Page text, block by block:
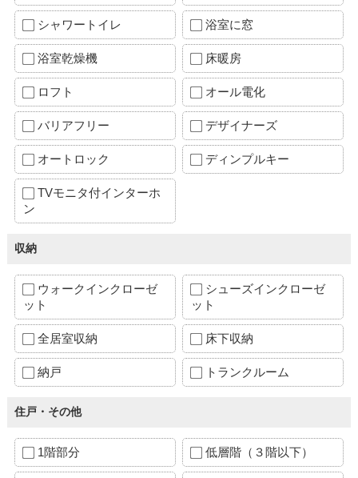
シャワートイレ 浴室に窓
浴室乾燥機 床暖房
ロフト オール電化
バリアフリー デザイナーズ
オートロック ディンプルキー
TVモニタ付インターホ
ン
収納
ウォークインクローゼ
ット
シューズインクローゼ
ット
全居室収納 床下収納
納戸 トランクルーム
住戸・その他
1階部分 低層階（３階以下）